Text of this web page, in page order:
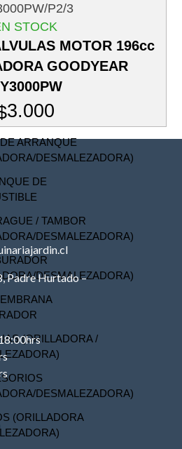
(TRIMMER)
DE ENGRANAJE
DE COMBUSTIBLE
/
ARRANQUE
DESMALEZADORA)
DE
/ TAMBOR
DESMALEZADORA)
DESMALEZADORA)
(ORILLADORA /
DESMALEZADORA)
(ORILLADORA
P2/3
STOCK
MOTOR 196cc
GOODYEAR
3.000
Padre Hurtado –